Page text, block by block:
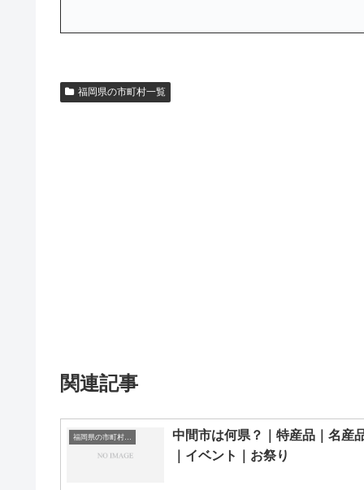
福岡県の市町村一覧
関連記事
福岡県の市町村一覧
中間市は何県？｜特産品｜名産
｜イベント｜お祭り